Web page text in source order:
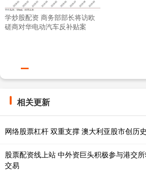
学炒股配资 商务部部长将访欧
磋商对华电动汽车反补贴案
相关更新
网络股票杠杆 双重支撑 澳大利亚股市创历
股票配资线上站 中外资巨头积极参与港交
交易